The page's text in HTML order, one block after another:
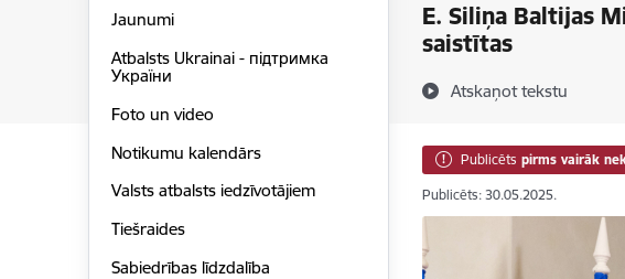
E. Siliņa Baltijas
saistītas
Atskaņot tekstu
Jaunumi
Atbalsts Ukrainai - підтримка
України
Foto un video
Notikumu kalendārs
Valsts atbalsts iedzīvotājiem
Tiešraides
Sabiedrības līdzdalība
Publicēts pirms vairāk
Publicēts: 30.05.2025.